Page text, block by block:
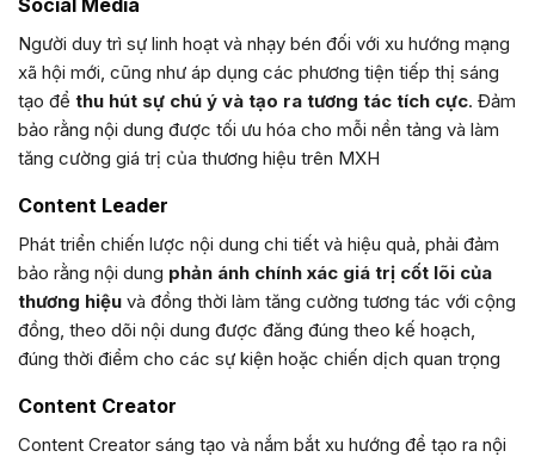
Social Media
Người duy trì sự linh hoạt và nhạy bén đối với xu hướng mạng
xã hội mới, cũng như áp dụng các phương tiện tiếp thị sáng
tạo để thu hút sự chú ý và tạo ra tương tác tích cực. Đảm
bảo rằng nội dung được tối ưu hóa cho mỗi nền tảng và làm
tăng cường giá trị của thương hiệu trên MXH
Content Leader
Phát triển chiến lược nội dung chi tiết và hiệu quả, phải đảm
bảo rằng nội dung phản ánh chính xác giá trị cốt lõi của
thương hiệu và đồng thời làm tăng cường tương tác với cộng
đồng, theo dõi nội dung được đăng đúng theo kế hoạch,
đúng thời điểm cho các sự kiện hoặc chiến dịch quan trọng
Content Creator
Content Creator sáng tạo và nắm bắt xu hướng để tạo ra nội